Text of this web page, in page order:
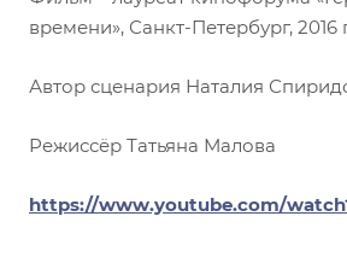
времени», Санкт-Петербург, 2016
Автор сценария Наталия
Режиссёр Татьяна Малова
https://www.youtube.com/